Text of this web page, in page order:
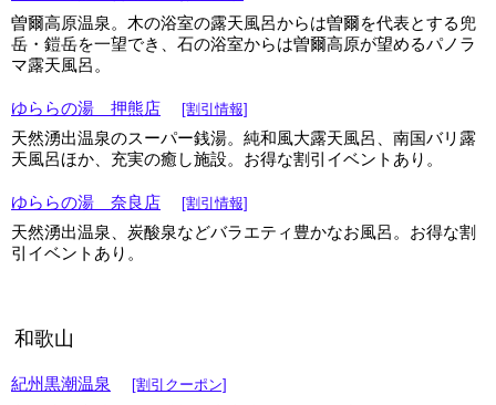
曽爾高原温泉。木の浴室の露天風呂からは曽爾を代表とする兜
岳・鎧岳を一望でき、石の浴室からは曽爾高原が望めるパノラ
マ露天風呂。
ゆららの湯 押熊店 [割引情報]
天然湧出温泉のスーパー銭湯。純和風大露天風呂、南国バリ露
天風呂ほか、充実の癒し施設。お得な割引イベントあり。
ゆららの湯 奈良店 [割引情報]
天然湧出温泉、炭酸泉などバラエティ豊かなお風呂。お得な割
引イベントあり。
和歌山
紀州黒潮温泉 [割引クーポン]